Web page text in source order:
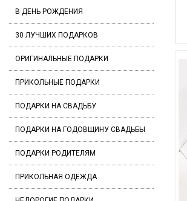
В ДЕНЬ РОЖДЕНИЯ
30 ЛУЧШИХ ПОДАРКОВ
ОРИГИНАЛЬНЫЕ ПОДАРКИ
ПРИКОЛЬНЫЕ ПОДАРКИ
ПОДАРКИ НА СВАДЬБУ
ПОДАРКИ НА ГОДОВЩИНУ СВАДЬБЫ
ПОДАРКИ РОДИТЕЛЯМ
ПРИКОЛЬНАЯ ОДЕЖДА